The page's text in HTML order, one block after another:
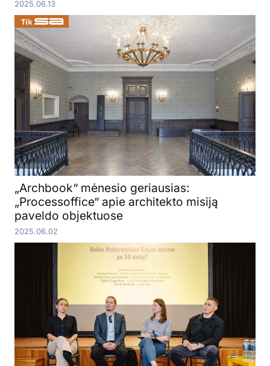
2025.06.13
„Archbook“ mėnesio geriausias:
„Processoffice“ apie architekto misiją
paveldo objektuose
2025.06.02